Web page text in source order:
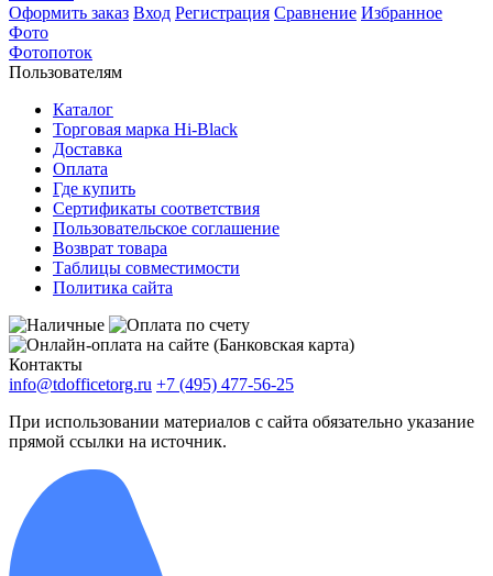
Оформить заказ Вход Регистрация Сравнение Избранное
Фото
Фотопоток
Пользователям
Каталог
Торговая марка Hi-Black
Доставка
Оплата
Где купить
Сертификаты соответствия
Пользовательское соглашение
Возврат товара
Таблицы совместимости
Политика сайта
Контакты
info@tdofficetorg.ru +7 (495) 477-56-25
При использовании материалов с сайта обязательно указание
прямой ссылки на источник.